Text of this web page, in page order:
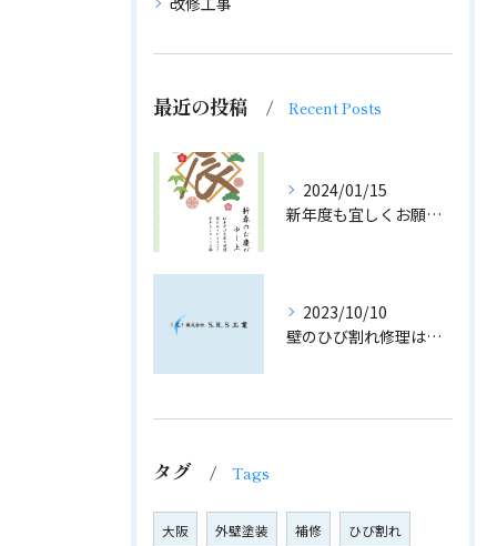
最近の投稿 Recent Posts
2024/01/15
新年度も宜しくお願い致します。
2023/10/10
壁のひび割れ修理はお気軽に｜S.R.S工業の内装工事
タグ Tags
大阪 外壁塗装 補修 ひび割れ